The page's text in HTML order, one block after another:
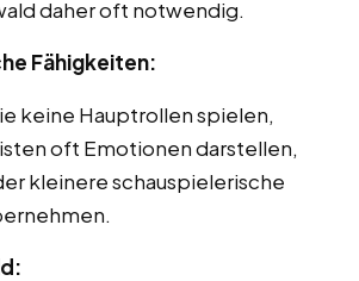
daher oft notwendig.
Fähigkeiten:
keine Hauptrollen spielen,
oft Emotionen darstellen,
kleinere schauspielerische